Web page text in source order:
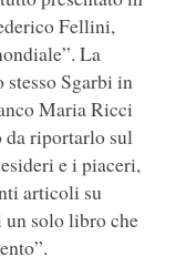
Fellini,
La
Sgarbi in
Maria Ricci
da riportarlo sul
e i piaceri,
articoli su
un solo libro che